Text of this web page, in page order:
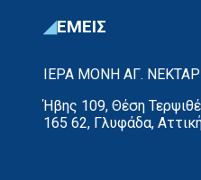
ΕΜΕΙΣ
ΙΕΡΑ ΜΟΝΗ ΑΓ.
Ήβης 109, Θέση
165 62, Γλυφάδα,